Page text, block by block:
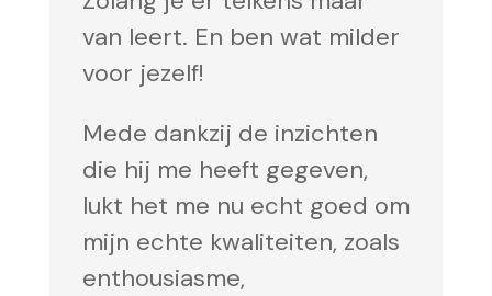
van leert. En ben wat milder
voor jezelf!
Mede dankzij de inzichten
die hij me heeft gegeven,
lukt het me nu echt goed om
mijn echte kwaliteiten, zoals
enthousiasme,